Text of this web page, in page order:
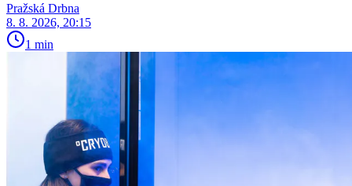
Pražská Drbna
8. 8. 2026, 20:15
1 min